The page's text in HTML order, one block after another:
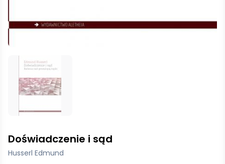
Doświadczenie i sąd
Husserl Edmund